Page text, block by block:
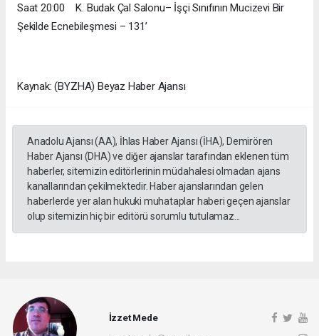
Saat 20:00 K. Budak Çal Salonu– İşçi Sınıfının Mucizevi Bir
Şekilde Ecnebileşmesi – 131’
Kaynak: (BYZHA) Beyaz Haber Ajansı
Anadolu Ajansı (AA), İhlas Haber Ajansı (İHA), Demirören
Haber Ajansı (DHA) ve diğer ajanslar tarafından eklenen tüm
haberler, sitemizin editörlerinin müdahalesi olmadan ajans
kanallarından çekilmektedir. Haber ajanslarından gelen
haberlerde yer alan hukuki muhataplar haberi geçen ajanslar
olup sitemizin hiç bir editörü sorumlu tutulamaz...
İzzet Mede